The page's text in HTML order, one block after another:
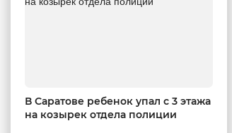
В Саратове ребенок упал с 3 этажа
на козырек отдела полиции